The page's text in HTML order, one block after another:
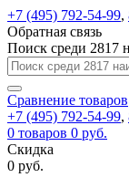
+7 (495) 792-54-99,
Обратная связь
Поиск среди 2817
Сравнение товаров
+7 (495) 792-54-99,
0 товаров 0 руб.
Скидка
0 руб.